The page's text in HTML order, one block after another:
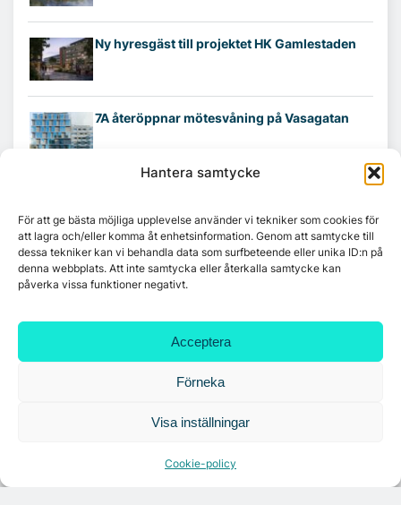
Hantera samtycke
För att ge bästa möjliga upplevelse använder vi tekniker som cookies för
att lagra och/eller komma åt enhetsinformation. Genom att samtycke till
dessa tekniker kan vi behandla data som surfbeteende eller unika ID:n på
denna webbplats. Att inte samtycka eller återkalla samtycke kan
påverka vissa funktioner negativt.
Acceptera
Förneka
Visa inställningar
Cookie-policy
Ny hyresgäst till projektet HK Gamlestaden
7A återöppnar mötesvåning på Vasagatan
Croisette rådgivare vid fastighetsaffär